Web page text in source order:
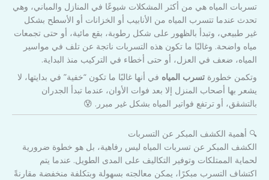
تسربات المياه هي من أكثر المشكلات شيوعًا في المنازل والمباني، وهي
تحدث عندما تتسرب المياه من الأنابيب أو الخزانات أو الأسطح بشكل
غير طبيعي، وتبدأ بالظهور على شكل رطوبة، بقع مائية، أو حتى تجمعات
مياه واضحة. وغالبًا ما تكون هذه التسربات ناتجة عن تلف في مواسير
المياه، ضعف في العزل، أو حتى أخطاء في التركيب منذ البداية.
وتكمن خطورة تسرب المياه في أنها غالبًا ما تكون “خفية” في بدايتها، لا
يشعر بها أصحاب المنزل إلا بعد فوات الأوان، عندما تبدأ الجدران
بالتشقق، أو ترتفع فواتير المياه بشكل غير مبرر. 😰
🔍 أهمية الكشف المبكر عن التسربات
الكشف المبكر عن تسربات المياه ليس رفاهية، بل هو خطوة ضرورية
لحماية الممتلكات وتوفير التكاليف على المدى الطويل. عندما يتم
اكتشاف التسرب مبكرًا، يمكن معالجته بسهولة وبتكلفة منخفضة مقارنةً